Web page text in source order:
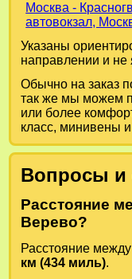
Москва -
автовокзал,
Указаны
направлении и не
Обычно на заказ
так же мы можем
или более
класс, минивены и
Вопросы и
Расстояние
Верево?
Расстояние
км (434 миль).